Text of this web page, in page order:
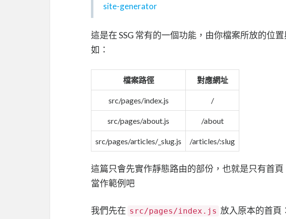
site-generator
這是在 SSG 常有的一個功能，由你檔案所放的位
如：
檔案路徑 對應網址
src/pages/index.js /
src/pages/about.js /about
src/pages/articles/_slug.js /articles/:slug
這篇只會先實作靜態路由的部份，也就是只有首
當作範例吧
我們先在 src/pages/index.js 放入原本的首頁